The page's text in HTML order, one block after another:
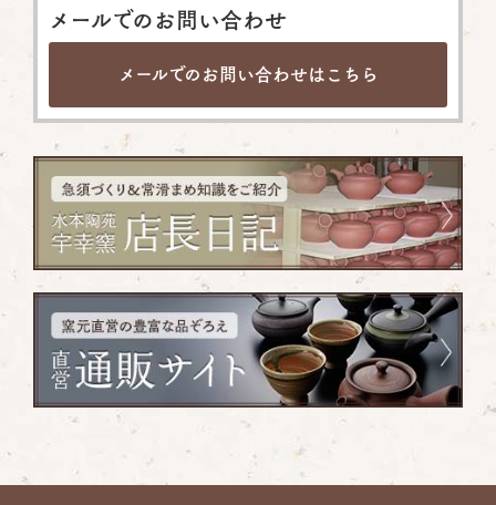
メールでのお問い合わせ
メールでのお問い合わせは こちら